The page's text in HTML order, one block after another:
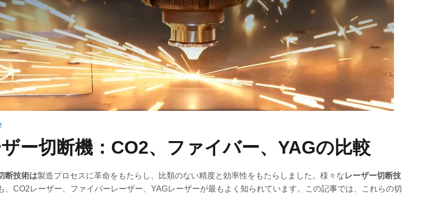
ー切断機：CO2、ファイバー、YAGの比較
断技術は製造プロセスに革命をもたらし、比類のない精度と効率性をもたらしました。様々なレーザー切断技
、CO2レーザー、ファイバーレーザー、YAGレーザーが最もよく知られています。この記事では、これらの切